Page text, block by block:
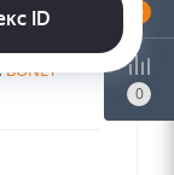
BONEY
0
0